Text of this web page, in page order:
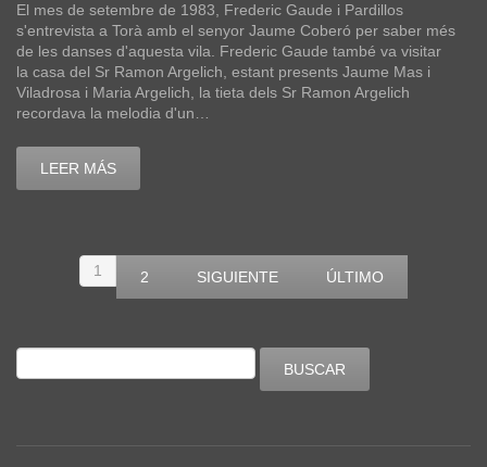
El mes de setembre de 1983, Frederic Gaude i Pardillos
s'entrevista a Torà amb el senyor Jaume Coberó per saber més
de les danses d'aquesta vila. Frederic Gaude també va visitar
la casa del Sr Ramon Argelich, estant presents Jaume Mas i
Viladrosa i Maria Argelich, la tieta dels Sr Ramon Argelich
recordava la melodia d'un…
LEER MÁS
1 2 SIGUIENTE ÚLTIMO